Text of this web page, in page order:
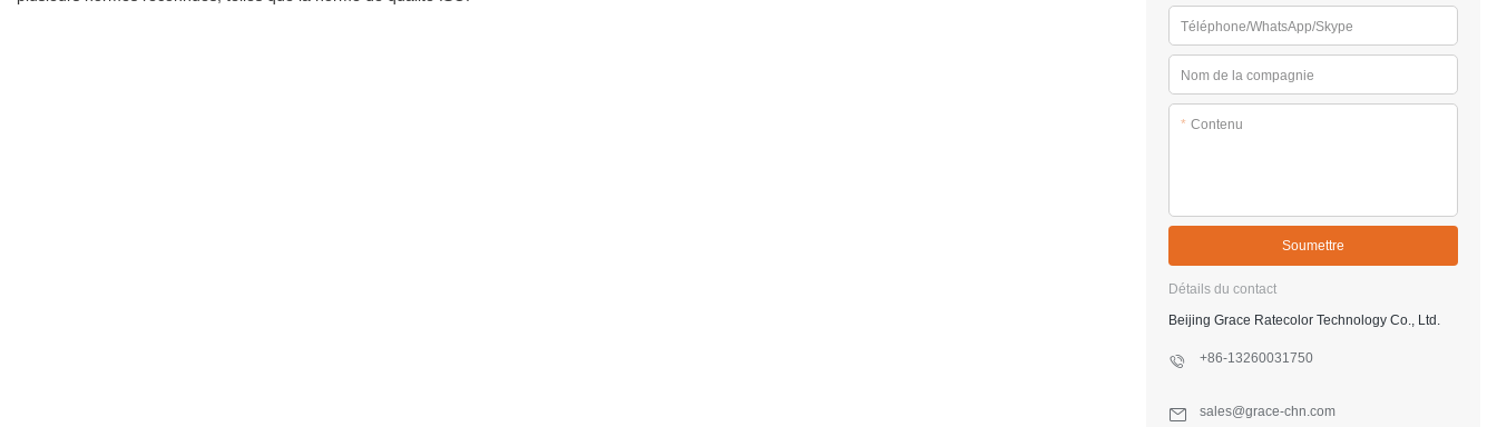
Téléphone/WhatsApp/Skype
Nom de la compagnie
* Contenu
Soumettre
Détails du contact
Beijing Grace Ratecolor Technology Co., Ltd.
+86-13260031750
sales@grace-chn.com